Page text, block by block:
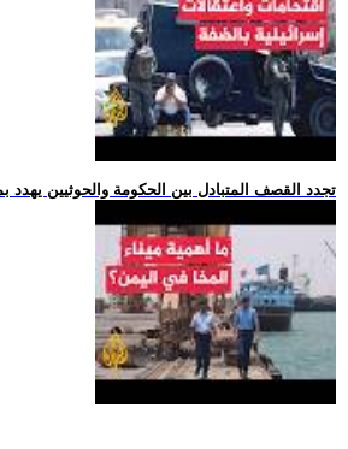
.. تجدد القصف المتبادل بين الحكومة والحوثيين يهدد